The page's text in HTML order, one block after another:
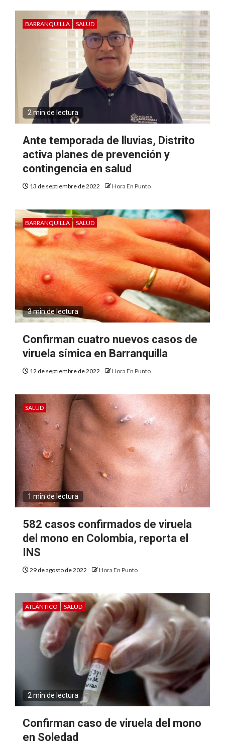
BARRANQUILLA SALUD
2 min de lectura
Ante temporada de lluvias, Distrito
activa planes de prevención y
contingencia en salud
13 de septiembre de 2022 Hora En Punto
BARRANQUILLA SALUD
3 min de lectura
Confirman cuatro nuevos casos de
viruela símica en Barranquilla
12 de septiembre de 2022 Hora En Punto
SALUD
1 min de lectura
582 casos confirmados de viruela
del mono en Colombia, reporta el
INS
29 de agosto de 2022 Hora En Punto
ATLÁNTICO SALUD
2 min de lectura
Confirman caso de viruela del mono
en Soledad